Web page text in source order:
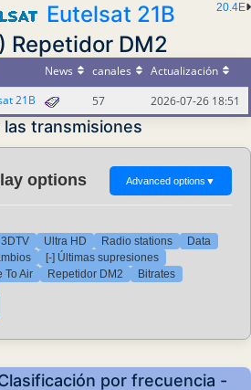
20.4E
Eutelsat 21B
) Repetidor DM2
News canales
Actualización
21B 57 2026-07-26 18:51
las transmisiones
options Advanced options ▼
3DTV Ultra HD Radio stations
Data
[-] Últimas supresiones
To Air
Repetidor DM2 Bitrates
por frecuencia -